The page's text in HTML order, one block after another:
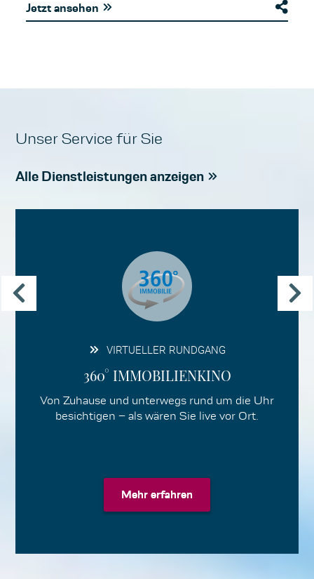
Jetzt ansehen
Unser Service für Sie
Alle Dienstleistungen anzeigen
VIRTUELLER RUNDGANG
360° IMMOBILIENKINO
Von Zuhause und unterwegs rund um die Uhr
besichtigen – als wären Sie live vor Ort.
Mehr erfahren
Mehr erfahren